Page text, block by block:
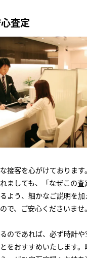
査定
接客を心がけておりま
ましても、「なぜこの
よう、細かなご説明を
で、ご安心くださいませ。
のであれば、必ず時計
をおすすめいたします